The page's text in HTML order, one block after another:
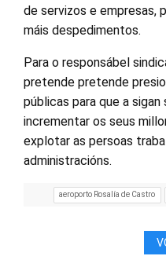
de servizos e empresas,
máis despedimentos.
Para o responsábel
pretende pretende
públicas para que a
incrementar os seus
explotar as persoas
administracións.
aeroporto Rosalía de Castro